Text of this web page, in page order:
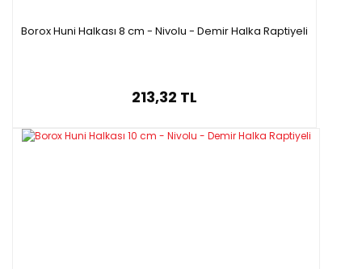
Borox Huni Halkası 8 cm - Nivolu - Demir Halka Raptiyeli
213,32 TL